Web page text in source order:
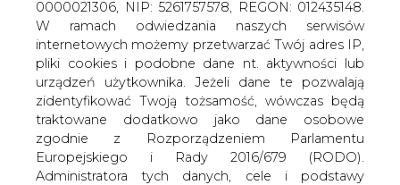
WŁĄCZ CIRE.TV
urządzeń użytkownika. Jeżeli dane te pozwalają
zidentyfikować Twoją tożsamość, wówczas będą
traktowane dodatkowo jako dane osobowe
zgodnie z Rozporządzeniem Parlamentu
Europejskiego i Rady 2016/679 (RODO).
Administratora tych danych, cele i podstawy
przetwarzania oraz inne informacje wymagane
przez RODO znajdziesz w Polityce Prywatności
podtym linkiem.